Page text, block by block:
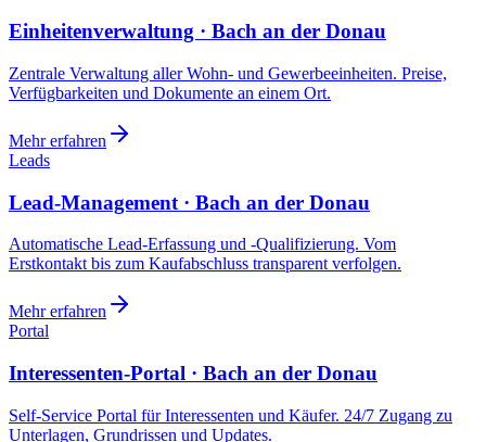
Einheitenverwaltung · Bach an der Donau
Zentrale Verwaltung aller Wohn- und Gewerbeeinheiten. Preise,
Verfügbarkeiten und Dokumente an einem Ort.
Mehr erfahren
Leads
Lead-Management · Bach an der Donau
Automatische Lead-Erfassung und -Qualifizierung. Vom
Erstkontakt bis zum Kaufabschluss transparent verfolgen.
Mehr erfahren
Portal
Interessenten-Portal · Bach an der Donau
Self-Service Portal für Interessenten und Käufer. 24/7 Zugang zu
Unterlagen, Grundrissen und Updates.